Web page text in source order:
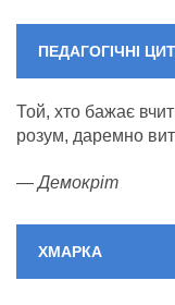
ПЕДАГОГІЧНІ
Той, хто бажає
розум, даремно
—Демокріт
ХМАРКА